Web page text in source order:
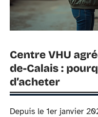
Centre VHU
de-Calais :
d’acheter
Depuis le 1er janvier